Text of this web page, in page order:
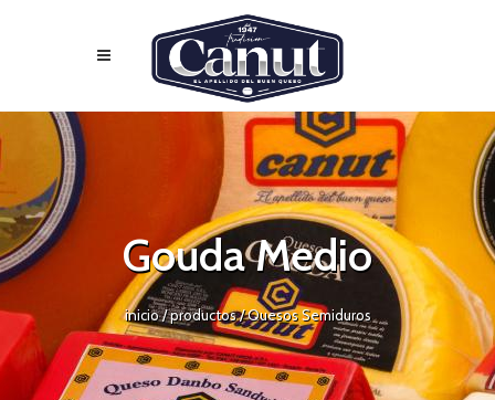
Gouda Medio
inicio/ productos /Quesos Semiduros